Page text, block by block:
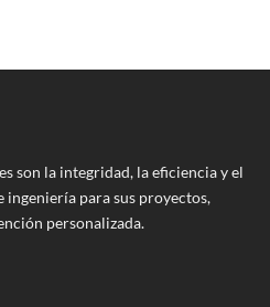
son la integridad, la eficiencia y el
para sus proyectos,
personalizada.